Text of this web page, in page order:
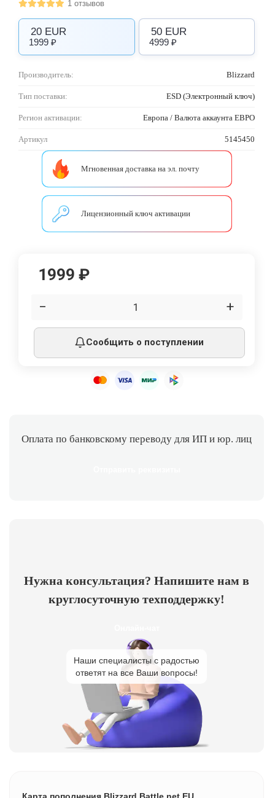
1 отзывов
20 EUR
1999 ₽
50 EUR
4999 ₽
Производитель: Blizzard
Тип поставки: ESD (Электронный ключ)
Регион активации: Европа / Валюта аккаунта ЕВРО
Артикул 5145450
Мгновенная доставка на эл. почту
Лицензионный ключ активации
1999 ₽
− +
Сообщить о поступлении
Оплата по банковскому переводу для ИП и юр. лиц
Нужна консультация? Напишите нам в
круглосуточную техподдержку!
Наши специалисты с радостью
ответят на все Ваши вопросы!
Карта пополнения Blizzard Battle.net EU